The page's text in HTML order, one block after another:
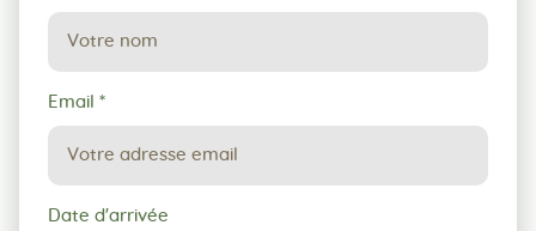
Email *
Date d'arrivée